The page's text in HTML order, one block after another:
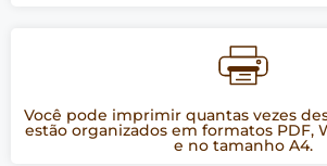
Você pode imprimir quantas vezes
estão organizados em formatos PDF,
e no tamanho A4.